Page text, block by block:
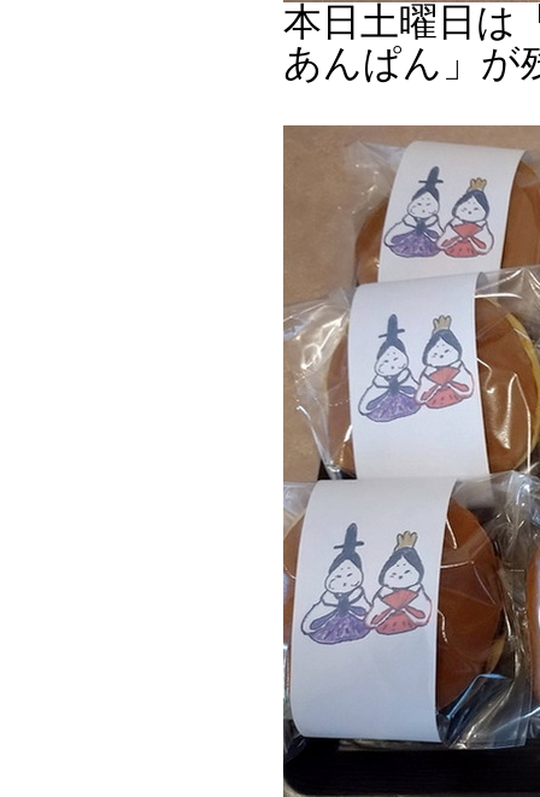
本日土曜日は
あんぱん」が